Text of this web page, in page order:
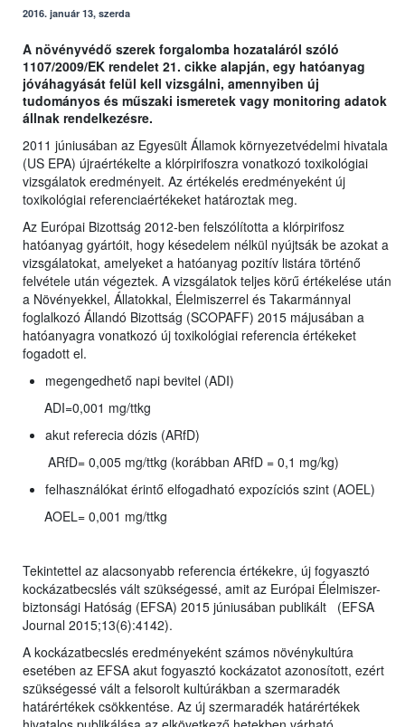
2016. január 13, szerda
A növényvédő szerek forgalomba hozataláról szóló
1107/2009/EK rendelet 21. cikke alapján, egy hatóanyag
jóváhagyását felül kell vizsgálni, amennyiben új
tudományos és műszaki ismeretek vagy monitoring adatok
állnak rendelkezésre.
2011 júniusában az Egyesült Államok környezetvédelmi hivatala
(US EPA) újraértékelte a klórpirifoszra vonatkozó toxikológiai
vizsgálatok eredményeit. Az értékelés eredményeként új
toxikológiai referenciaértékeket határoztak meg.
Az Európai Bizottság 2012-ben felszólította a klórpirifosz
hatóanyag gyártóit, hogy késedelem nélkül nyújtsák be azokat a
vizsgálatokat, amelyeket a hatóanyag pozitív listára történő
felvétele után végeztek. A vizsgálatok teljes körű értékelése után
a Növényekkel, Állatokkal, Élelmiszerrel és Takarmánnyal
foglalkozó Állandó Bizottság (SCOPAFF) 2015 májusában a
hatóanyagra vonatkozó új toxikológiai referencia értékeket
fogadott el.
megengedhető napi bevitel (ADI)
ADI=0,001 mg/ttkg
akut referecia dózis (ARfD)
ARfD= 0,005 mg/ttkg (korábban ARfD = 0,1 mg/kg)
felhasználókat érintő elfogadható expozíciós szint (AOEL)
AOEL= 0,001 mg/ttkg
Tekintettel az alacsonyabb referencia értékekre, új fogyasztó
kockázatbecslés vált szükségessé, amit az Európai Élelmiszer-
biztonsági Hatóság (EFSA) 2015 júniusában publikált (EFSA
Journal 2015;13(6):4142).
A kockázatbecslés eredményeként számos növénykultúra
esetében az EFSA akut fogyasztó kockázatot azonosított, ezért
szükségessé vált a felsorolt kultúrákban a szermaradék
határértékek csökkentése. Az új szermaradék határértékek